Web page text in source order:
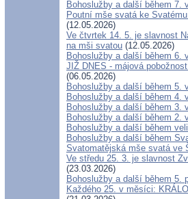
Bohoslužby a další během 7.
Poutní mše svatá ke
(12.05.2026)
Ve čtvrtek 14. 5. je slavnost
na mši svatou (12.05.2026)
Bohoslužby a další během 6.
JIŽ DNES - májová
(06.05.2026)
Bohoslužby a další během 5.
Bohoslužby a další během 4.
Bohoslužby a další během 3.
Bohoslužby a další během 2.
Bohoslužby a další během
Bohoslužby a další během
Svatomatějská mše svatá ve
Ve středu 25. 3. je slavnost
(23.03.2026)
Bohoslužby a další během 5.
Každého 25. v měsíci: